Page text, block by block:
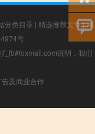
分类目录 | 精选推荐文章|网
号
说明，我们
及商业合作